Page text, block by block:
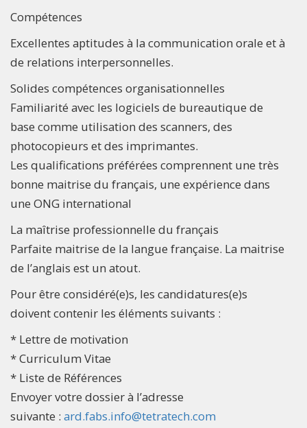
Compétences
Excellentes aptitudes à la communication orale et à
de relations interpersonnelles.
Solides compétences organisationnelles
Familiarité avec les logiciels de bureautique de
base comme utilisation des scanners, des
photocopieurs et des imprimantes.
Les qualifications préférées comprennent une très
bonne maitrise du français, une expérience dans
une ONG international
La maîtrise professionnelle du français
Parfaite maitrise de la langue française. La maitrise
de l’anglais est un atout.
Pour être considéré(e)s, les candidatures(e)s
doivent contenir les éléments suivants :
* Lettre de motivation
* Curriculum Vitae
* Liste de Références
Envoyer votre dossier à l’adresse
suivante : ard.fabs.info@tetratech.com